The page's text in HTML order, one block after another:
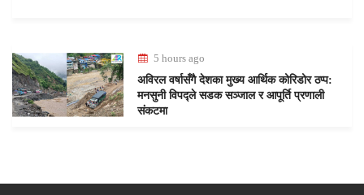
5 hours ago
अविरल वर्षासँगै देशका मुख्य आर्थिक कोरिडोर ठप्प:
मनसुनी विपद्ले सडक सञ्जाल र आपूर्ति प्रणाली
संकटमा